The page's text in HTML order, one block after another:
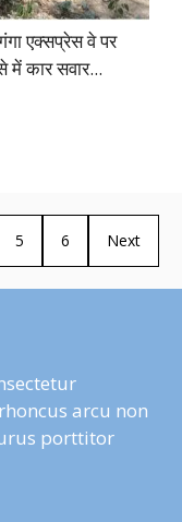
एक्सप्रेस वे पर
कार सवार...
5 6 Next
arcu non
porttitor